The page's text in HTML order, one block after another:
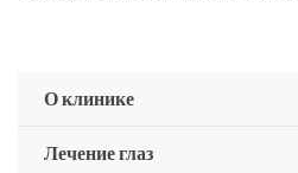
О клинике
Лечение глаз